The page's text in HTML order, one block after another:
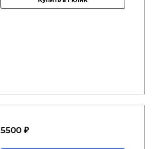
5500 ₽